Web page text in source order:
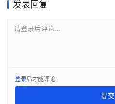
合
发表回复
请登录后评论...
登录后才能评论
提交